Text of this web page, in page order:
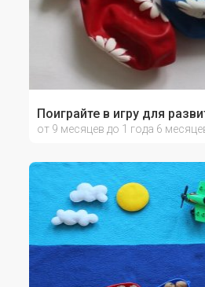
Поиграйте в игру для
от 9 месяцев до 1 года 6